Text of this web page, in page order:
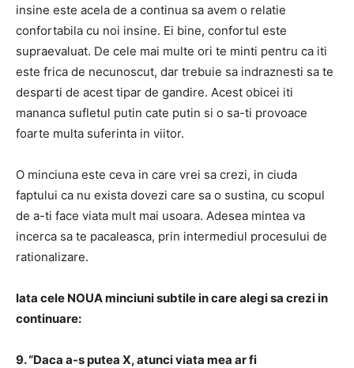
insine este acela de a continua sa avem o relatie
confortabila cu noi insine. Ei bine, confortul este
supraevaluat. De cele mai multe ori te minti pentru ca iti
este frica de necunoscut, dar trebuie sa indraznesti sa te
desparti de acest tipar de gandire. Acest obicei iti
mananca sufletul putin cate putin si o sa-ti provoace
foarte multa suferinta in viitor.
O minciuna este ceva in care vrei sa crezi, in ciuda
faptului ca nu exista dovezi care sa o sustina, cu scopul
de a-ti face viata mult mai usoara. Adesea mintea va
incerca sa te pacaleasca, prin intermediul procesului de
rationalizare.
Iata cele NOUA minciuni subtile in care alegi sa crezi in
continuare:
9. “Daca a-s putea X, atunci viata mea ar fi